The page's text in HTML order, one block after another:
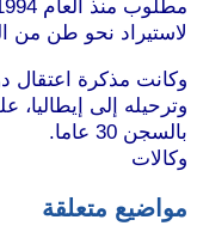
لاستيراد نحو طن من
وترحيله إلى إيطاليا،
بالسجن 30 عاما.
وكالات
مواضيع متعلقة